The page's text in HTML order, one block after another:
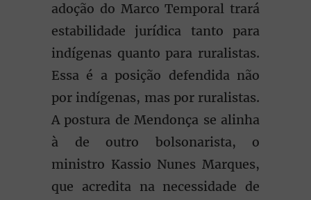
adoção do Marco Temporal trará
estabilidade jurídica tanto para
indígenas quanto para ruralistas.
Essa é a posição defendida não
por indígenas, mas por ruralistas.
A postura de Mendonça se alinha
à de outro bolsonarista, o
ministro Kassio Nunes Marques,
que acredita na necessidade de